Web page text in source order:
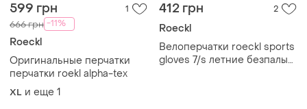
599 грн 1
666 грн -11%
Roeckl
Оригинальные перчатки
перчатки roekl alpha-tex
XL и еще 1
412 грн 2
Roeckl
Велоперчатки roeckl sports
gloves 7/s летние безпалые